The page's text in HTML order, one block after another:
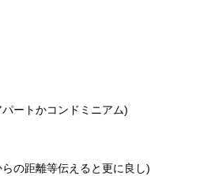
ートかコンドミニアム)
の距離等伝えると更に良し)